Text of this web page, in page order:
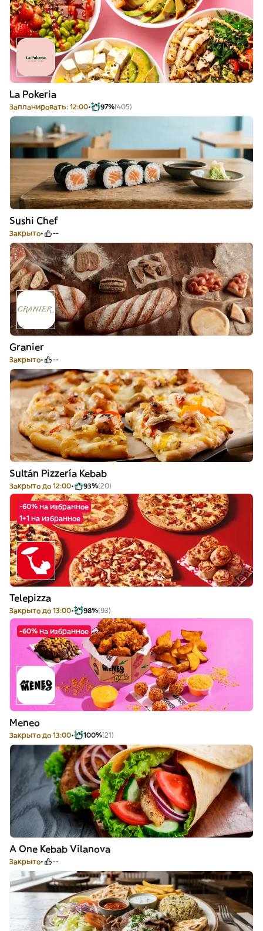
La Pokeria
Запланировать: 12:00 97%(405)
Sushi Chef
Закрыто --
Granier
Закрыто --
Sultán Pizzería Kebab
Закрыто до 12:00 93%(20)
-60% на избранное
1+1 на избранное
Telepizza
Закрыто до 13:00 98%(93)
-60% на избранное
Meneo
Закрыто до 13:00 100%(21)
A One Kebab Vilanova
Закрыто --